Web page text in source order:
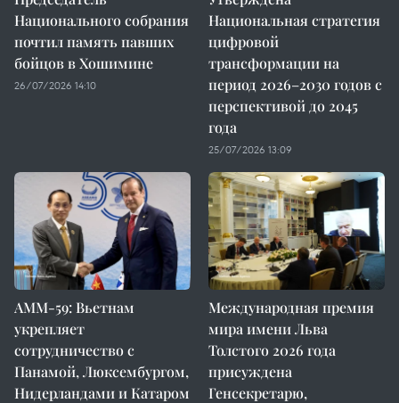
Национального собрания
почтил память павших
бойцов в Хошимине
26/07/2026 14:10
Национальная стратегия
цифровой
трансформации на
период 2026–2030 годов с
перспективой до 2045
года
25/07/2026 13:09
AMM-59: Вьетнам
укрепляет
сотрудничество с
Панамой, Люксембургом,
Нидерландами и Катаром
Международная премия
мира имени Льва
Толстого 2026 года
присуждена
Генсекретарю,